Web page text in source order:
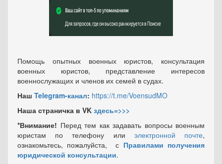
Помощь опытных военных юристов, консультация
военных юристов, представление интересов
военнослужащих и членов их семей в судах.
Наш Telegram-канал: https://t.me/VoensudMO
Наша страничка в VK здесь=>>>
*Внимание! Перед тем как задавать вопросы военным
юристам по телефону или электронной почте,
ознакомьтесь, пожалуйста, с Правилами получения
юридической консультации.